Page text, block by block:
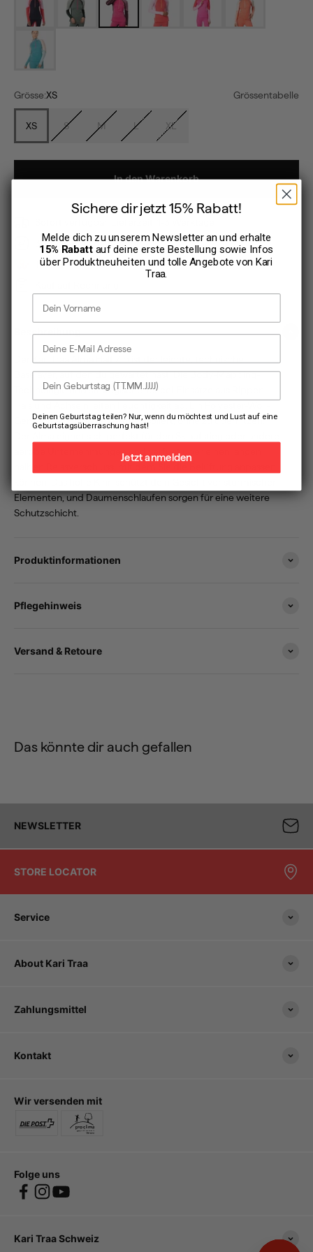
lagoon
Grösse:XS Grössentabelle
XS S M L XL
In den Warenkorb
30 Tage Rückgaberecht
TWINT
Beschreibung
Baselayer, auf den du gewartet hast. Die Body-Mapping-
Technologie und strategische Tencel-Einsätze aus Rippen,
Gemisch an Brust und Armen isoliert, ohne zu überhitzen.
aerobe Unternehmungen und verfügt über einen langen
Elementen, und Daumenschlaufen sorgen für eine weitere
Schutzschicht.
Produktinformationen
Pflegehinweis
Versand & Retoure
Das könnte dir auch gefallen
NEWSLETTER
STORE LOCATOR
Service
About Kari Traa
Kontakt
Kari Traa Schweiz
Folge uns
Wir versenden mit
Zahlungsmittel
Sichere dir jetzt 15% Rabatt!
Melde dich zu unserem Newsletter an und erhalte
15% Rabatt auf deine erste Bestellung sowie Infos
über Produktneuheiten und tolle Angebote von Kari
Traa.
E-Mail Adresse
Dein Geburtstag
Deinen Geburtstag teilen? Nur, wenn du möchtest und Lust auf eine
Geburtstagsüberraschung hast!
Jetzt anmelden